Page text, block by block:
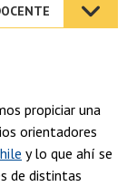
propiciar una
orientadores
y lo que ahí se
de distintas